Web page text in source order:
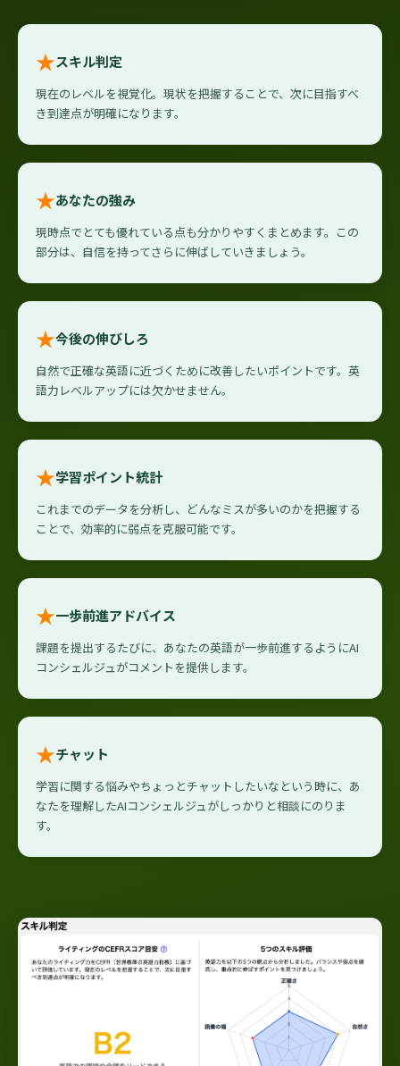
★スキル判定
現在のレベルを視覚化。現状を把握することで、次に目指すべ
き到達点が明確になります。
★あなたの強み
現時点でとても優れている点も分かりやすくまとめます。この
部分は、自信を持ってさらに伸ばしていきましょう。
★今後の伸びしろ
自然で正確な英語に近づくために改善したいポイントです。英
語力レベルアップには欠かせません。
★学習ポイント統計
これまでのデータを分析し、どんなミスが多いのかを把握する
ことで、効率的に弱点を克服可能です。
★一歩前進アドバイス
課題を提出するたびに、あなたの英語が一歩前進するようにAI
コンシェルジュがコメントを提供します。
★チャット
学習に関する悩みやちょっとチャットしたいなという時に、あ
なたを理解したAIコンシェルジュがしっかりと相談にのりま
す。